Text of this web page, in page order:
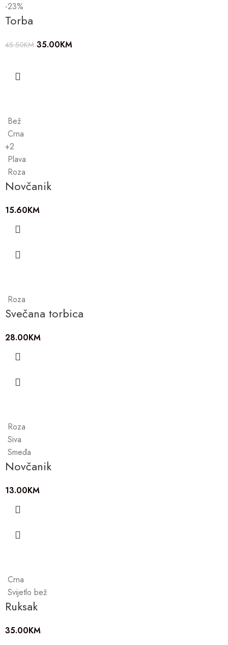
-23%
Torba
45.50KM 35.00KM
Bež
Crna
+2
Plava
Roza
Novčanik
15.60KM
Roza
Svečana torbica
28.00KM
Roza
Siva
Smeđa
Novčanik
13.00KM
Crna
Svijetlo bež
Ruksak
35.00KM